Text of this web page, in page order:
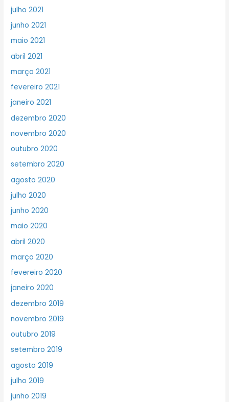
julho 2021
junho 2021
maio 2021
abril 2021
março 2021
fevereiro 2021
janeiro 2021
dezembro 2020
novembro 2020
outubro 2020
setembro 2020
agosto 2020
julho 2020
junho 2020
maio 2020
abril 2020
março 2020
fevereiro 2020
janeiro 2020
dezembro 2019
novembro 2019
outubro 2019
setembro 2019
agosto 2019
julho 2019
junho 2019